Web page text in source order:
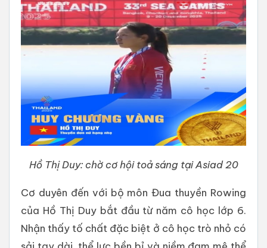
Hồ Thị Duy: chờ cơ hội toả sáng tại Asiad 20
Cơ duyên đến với bộ môn Đua thuyền Rowing
của Hồ Thị Duy bắt đầu từ năm cô học lớp 6.
Nhận thấy tố chất đặc biệt ở cô học trò nhỏ có